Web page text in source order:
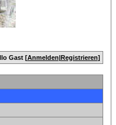
Gast [Anmelden|Registrieren]